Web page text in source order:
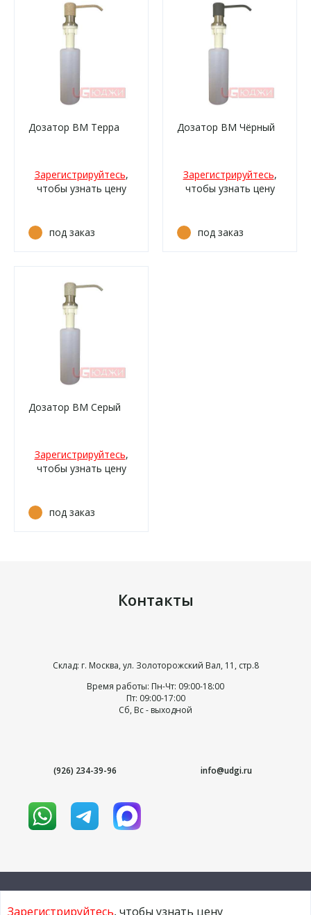
Зарегистрируйтесь, чтобы узнать цену
Дозатор ВМ Терра
Зарегистрируйтесь,
чтобы узнать цену
под заказ
Дозатор ВМ Чёрный
Зарегистрируйтесь,
чтобы узнать цену
под заказ
Дозатор ВМ Серый
Зарегистрируйтесь,
чтобы узнать цену
под заказ
Контакты
Склад: г. Москва, ул. Золоторожский Вал, 11, стр.8
Время работы: Пн-Чт: 09:00-18:00
Пт: 09:00-17:00
Сб, Вс - выходной
(926) 234-39-96 info@udgi.ru